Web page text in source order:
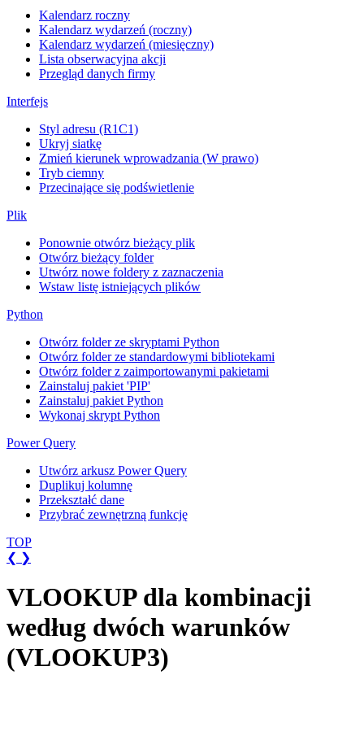
Kalendarz roczny
Kalendarz wydarzeń (roczny)
Kalendarz wydarzeń (miesięczny)
Lista obserwacyjna akcji
Przegląd danych firmy
Interfejs
Styl adresu (R1C1)
Ukryj siatkę
Zmień kierunek wprowadzania (W prawo)
Tryb ciemny
Przecinające się podświetlenie
Plik
Ponownie otwórz bieżący plik
Otwórz bieżący folder
Utwórz nowe foldery z zaznaczenia
Wstaw listę istniejących plików
Python
Otwórz folder ze skryptami Python
Otwórz folder ze standardowymi bibliotekami
Otwórz folder z zaimportowanymi pakietami
Zainstaluj pakiet 'PIP'
Zainstaluj pakiet Python
Wykonaj skrypt Python
Power Query
Utwórz arkusz Power Query
Duplikuj kolumnę
Przekształć dane
Przybrać zewnętrzną funkcję
TOP
❮ ❯
VLOOKUP dla kombinacji
według dwóch warunków
(VLOOKUP3)